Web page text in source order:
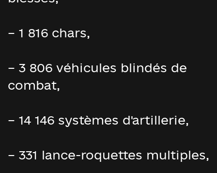
– 1 816 chars,
– 3 806 véhicules blindés de
combat,
– 14 146 systèmes d'artillerie,
– 331 lance-roquettes multiples,